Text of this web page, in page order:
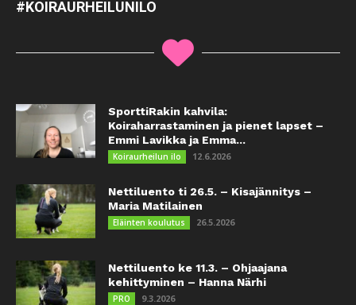
#KOIRAURHEILUNILO
SporttiRakin kahvila:
Koiraharrastaminen ja pienet lapset –
Emmi Lavikka ja Emma...
Koiraurheilun ilo 12.6.2026
Nettiluento ti 26.5. – Kisajännitys –
Maria Matilainen
Eläinten koulutus 26.5.2026
Nettiluento ke 11.3. – Ohjaajana
kehittyminen – Hanna Närhi
PRO 9.3.2026